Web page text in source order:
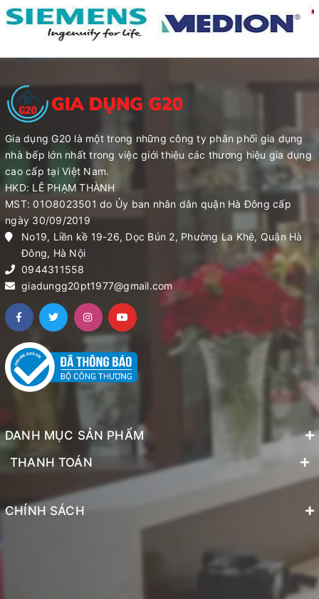
Gia dụng G20 là một trong những công ty phân phối gia dụng
nhà bếp lớn nhất trong việc giới thiệu các thương hiệu gia dụng
cao cấp tại Việt Nam.
HKD: LÊ PHẠM THÀNH
MST: 01O8023501 do Ủy ban nhân dân quận Hà Đông cấp
ngày 30/09/2019
No19, Liền kề 19-26, Dọc Bún 2, Phường La Khê, Quận Hà
Đông, Hà Nội
0944311558
giadungg20pt1977@gmail.com
DANH MỤC SẢN PHẨM
THANH TOÁN
CHÍNH SÁCH